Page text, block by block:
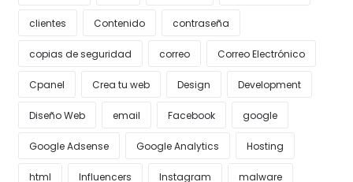
clientes Contenido contraseña
copias de seguridad correo Correo Electrónico
Cpanel Crea tu web Design Development
Diseño Web email Facebook google
Google Adsense Google Analytics Hosting
html Influencers Instagram malware